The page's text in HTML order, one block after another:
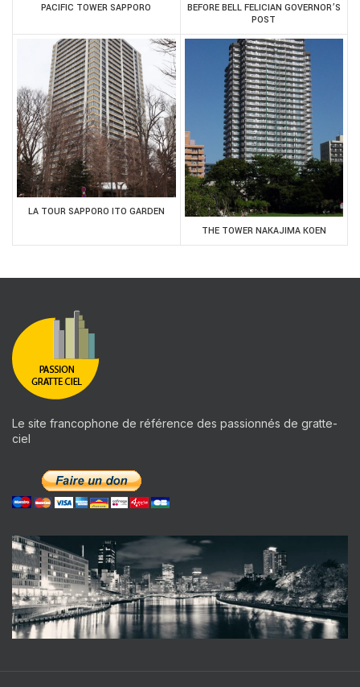
PACIFIC TOWER SAPPORO
BEFORE BELL FELICIAN GOVERNOR’S
POST
LA TOUR SAPPORO ITO GARDEN
THE TOWER NAKAJIMA KOEN
Le site francophone de référence des passionnés de gratte-
ciel